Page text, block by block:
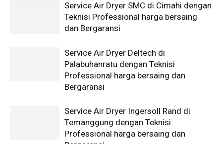
Service Air Dryer SMC di Cimahi dengan
Teknisi Professional harga bersaing
dan Bergaransi
Service Air Dryer Deltech di
Palabuhanratu dengan Teknisi
Professional harga bersaing dan
Bergaransi
Service Air Dryer Ingersoll Rand di
Temanggung dengan Teknisi
Professional harga bersaing dan